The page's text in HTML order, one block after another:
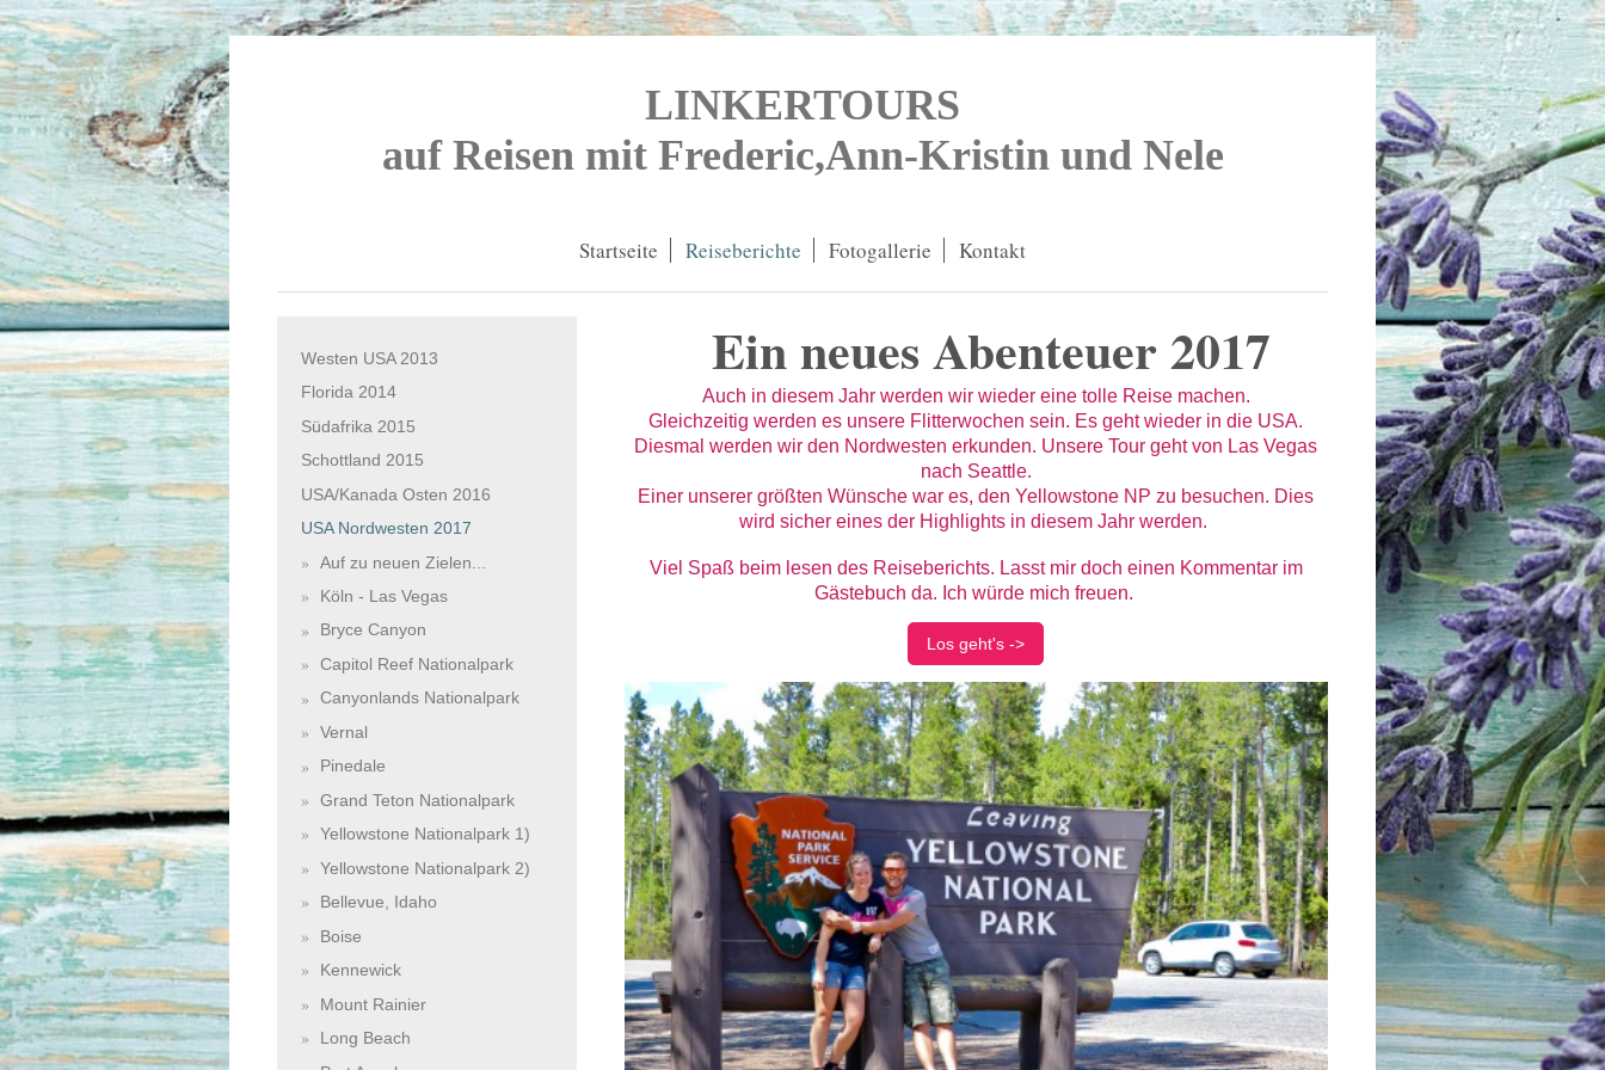
LINKERTOURS
auf Reisen mit Frederic,Ann-Kristin und Nele
Startseite Reiseberichte Fotogallerie Kontakt
Ein neues Abenteuer 2017
Auch in diesem Jahr werden wir wieder eine tolle Reise machen.
Gleichzeitig werden es unsere Flitterwochen sein. Es geht wieder in die USA.
Diesmal werden wir den Nordwesten erkunden. Unsere Tour geht von Las Vegas
nach Seattle.
Einer unserer größten Wünsche war es, den Yellowstone NP zu besuchen. Dies
wird sicher eines der Highlights in diesem Jahr werden.
Viel Spaß beim lesen des Reiseberichts. Lasst mir doch einen Kommentar im
Gästebuch da. Ich würde mich freuen.
Los geht's ->
Westen USA 2013
Florida 2014
Südafrika 2015
Schottland 2015
USA/Kanada Osten 2016
USA Nordwesten 2017
Auf zu neuen Zielen...
Köln - Las Vegas
Bryce Canyon
Capitol Reef Nationalpark
Canyonlands Nationalpark
Vernal
Pinedale
Grand Teton Nationalpark
Yellowstone Nationalpark 1)
Yellowstone Nationalpark 2)
Bellevue, Idaho
Boise
Kennewick
Mount Rainier
Long Beach